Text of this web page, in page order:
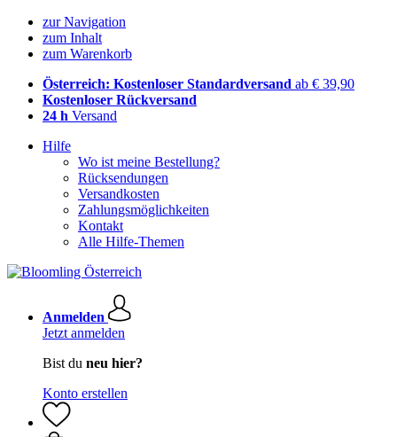
zur Navigation
zum Inhalt
zum Warenkorb
Österreich: Kostenloser Standardversand ab € 39,90
Kostenloser Rückversand
24 h Versand
Hilfe
Wo ist meine Bestellung?
Rücksendungen
Versandkosten
Zahlungsmöglichkeiten
Kontakt
Alle Hilfe-Themen
Anmelden
Jetzt anmelden
Bist du neu hier?
Konto erstellen